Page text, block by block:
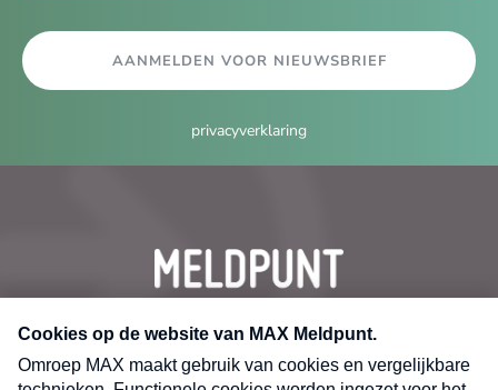
AANMELDEN VOOR NIEUWSBRIEF
privacyverklaring
CONTACT